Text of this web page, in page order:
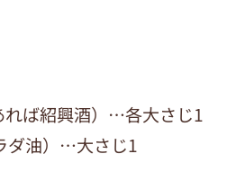
れば紹興酒）…各大さじ1
ダ油）…大さじ1